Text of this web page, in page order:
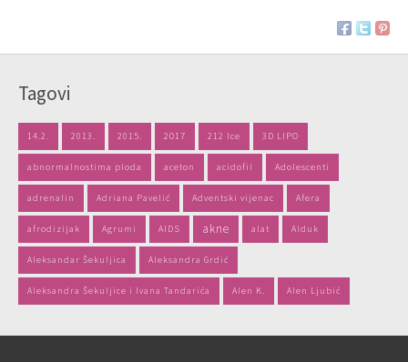
Tagovi
14.2. 2013. 2015. 2017 212 Ice 3D LIPO
abnormalnostima ploda aceton acidofil Adolescenti
adrenalin Adriana Pavelić Adventski vijenac Afera
afrodizijak Agrumi AIDS akne alat Alduk
Aleksandar Šekuljica Aleksandra Grdić
Aleksandra Šekuljice i Ivana Tandarića Alen K. Alen Ljubić